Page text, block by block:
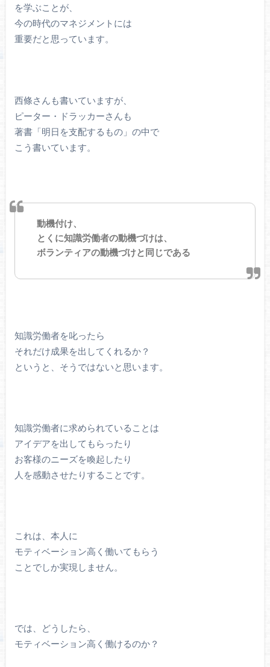
を学ぶことが、
今の時代のマネジメントには
重要だと思っています。
西條さんも書いていますが、
ピーター・ドラッカーさんも
著書「明日を支配するもの」の中で
こう書いています。
動機付け、
とくに知識労働者の動機づけは、
ボランティアの動機づけと同じである
知識労働者を叱ったら
それだけ成果を出してくれるか？
というと、そうではないと思います。
知識労働者に求められていることは
アイデアを出してもらったり
お客様のニーズを喚起したり
人を感動させたりすることです。
これは、本人に
モティベーション高く働いてもらう
ことでしか実現しません。
では、どうしたら、
モティベーション高く働けるのか？